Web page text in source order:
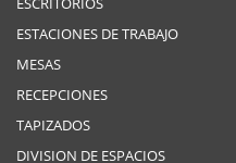
ESTACIONES DE TRABAJO
MESAS
RECEPCIONES
TAPIZADOS
DIVISION DE ESPACIOS